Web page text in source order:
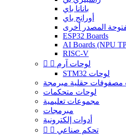
بانانا باي
أورانج باي
المصدر أخرى
ESP32 Boards
AI Boards (NPU
RISC-V
  لوحات آرم
STM32 لوحات
مصفوفات حقلية مبرمجة
لوحات متحكمات
مجموعات تعليمية
مبرمجات
أدوات إلكترونية
  تحكم صناعي